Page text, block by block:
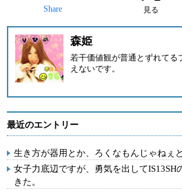
Share 見る
森姫
若干価値観が普通とずれてる
えないです。
最近のエントリー
生き方が器用とか、ろくなもんじゃねぇ
女子力底辺ですが、勇気を出してIS13SH
きた。